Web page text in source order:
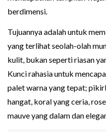
berdimensi.
Tujuannya adalah untuk
yang terlihat seolah-olah
kulit, bukan seperti riasan
Kunci rahasia untuk
palet warna yang tepat;
hangat, koral yang ceria,
mauve yang dalam dan